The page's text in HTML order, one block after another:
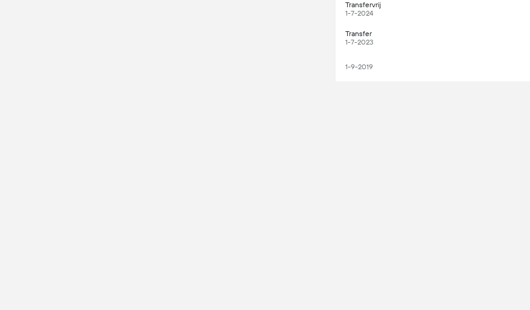
Transfervrij
1-7-2024
Transfer
1-7-2023
1-9-2019